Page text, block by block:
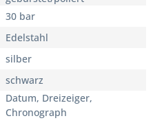
30 bar
Edelstahl
silber
schwarz
Datum, Dreizeiger,
Chronograph